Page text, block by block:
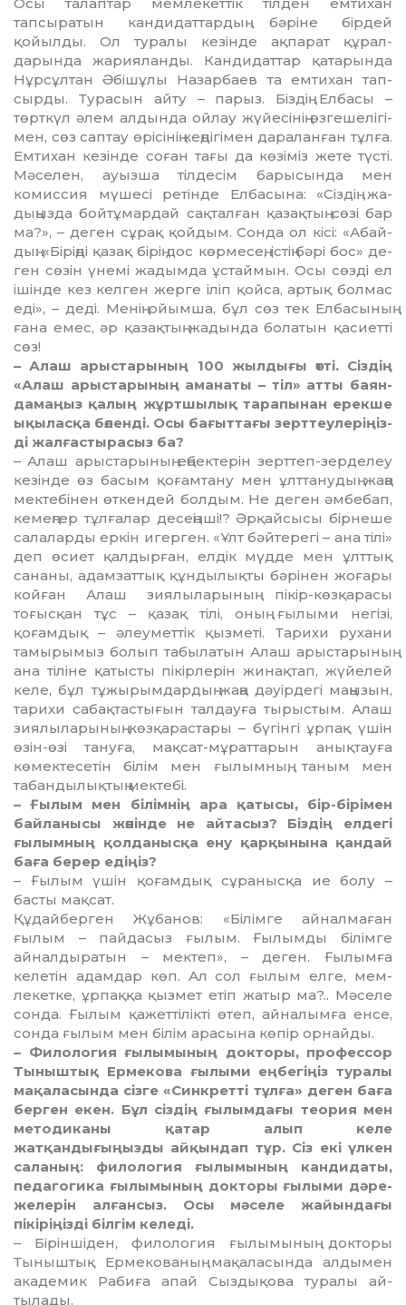
Осы та­лап­тар мемлекеттік тілден ем­тихан
тапсыратын кандидат­тар­дың бәріне бірдей
қойылды. Ол туралы кезінде ақпарат құрал­
дарында жарияланды. Кан­дидат­тар қатарында
Нұрсұлтан Әбішұлы Назарбаев та емтихан тап­
сырды. Турасын айту – парыз. Біз­дің Елбасы –
төрткүл әлем ал­дында ойлау жүйесінің өзге­ше­лігі­
мен, сөз саптау өрісінің кең­дігімен дараланған тұлға.
Емтихан кезінде соған тағы да көзіміз жете түсті.
Мәселен, ауызша тілдесім ба­рысында мен
комиссия мүшесі ре­тінде Елбасына: «Сіздің жа­
дыңызда бойтұмардай сақталған қазақтың сөзі бар
ма?», – деген сұ­рақ қойдым. Сонда ол кісі: «Абай­
дың: «Біріңді қазақ бірің дос көрмесең, істің бәрі бос» де­
ген сөзін үнемі жадымда ұстай­мын. Осы сөзді ел
ішінде кез кел­­ген жерге іліп қойса, артық бол­­мас
еді», – деді. Менің ойым­ша, бұл сөз тек Елбасының
ғана емес, әр қазақтың жадында бола­тын қасиетті
сөз!
– Алаш арыстарының 100 жыл­­дығы өтті. Сіздің
«Алаш арыс­тары­ның аманаты – тіл» атты баян­
дамаңыз қалың жұртшылық тарапынан ерекше
ықыласқа бө­ленді. Осы бағыттағы зерттеу­леріңіз­
ді жалғастырасыз ба?
– Алаш арыстарының ең­бек­терін зерттеп-зерделеу
кезінде өз басым қоғамтану мен ұлттанудың жаңа
мектебінен өткендей бол­дым. Не деген әмбебап,
кемеңгер тұл­ғалар десеңізші!? Әрқайсысы бір­неше
салаларды еркін игерген. «Ұлт бәйтерегі – ана тілі»
деп өсиет қалдырған, елдік мүдде мен ұлттық
сананы, адамзаттық құн­ды­лықты бәрінен жоғары
койған Алаш зиялыларының пікір-көз­қарасы
тоғысқан тұс – қазақ тілі, оның ғылыми негізі,
қоғамдық – әлеуметтік қызметі. Тарихи ру­ха­ни
тамырымыз болып табыла­тын Алаш арыстарының
ана ті­лі­не қатысты пікірлерін жи­­­нақтап, жүйелей
келе, бұл тұжырым­дар­дың жаңа дәуірдегі маңызын,
та­рихи сабақтастығын талдауға ты­рыс­тым. Алаш
зиялыларының көз­қа­р­ас­тары – бүгінгі ұрпақ үшін
өзін-өзі тануға, мақсат-мұраттарын анық­тауға
көмектесетін білім мен ғы­лымның, таным мен
табандылық­тың мектебі.
– Ғылым мен білімнің ара қатысы, бір-бірімен
байланысы жөнінде не айтасыз? Біздің елдегі
ғылымның қол­да­нысқа ену қарқынына қандай
баға берер едіңіз?
– Ғылым үшін қоғамдық сұра­ныс­қа ие болу –
басты мақсат.
Құдайберген Жұбанов: «Білімге айналмаған
ғылым – пайдасыз ғы­лым. Ғылымды білімге
айнал­дыратын – мек­теп», – деген. Ғылымға
келетін адам­дар көп. Ал сол ғылым елге, мем­
лекетке, ұрпаққа қызмет етіп жатыр ма?.. Мәселе
сонда. Ғылым қажетті­лік­ті өтеп, айналымға енсе,
сонда ғы­лым мен білім арасына көпір ор­найды.
– Филология ғылымының док­торы, профессор
Тыныштық Ерме­кова ғылыми еңбегіңіз туралы
мақа­ласында сізге «Синкретті тұлға» деген баға
берген екен. Бұл сіздің ғылым­дағы теория мен
методиканы қатар алып келе
жатқандығыңызды айқын­дап тұр. Сіз екі үлкен
саланың: фило­логия ғылымының кандидаты,
педа­гогика ғылымының докторы ғылыми дәре­
желерін алғансыз. Осы мәселе жайындағы
пікіріңізді білгім келеді.
– Біріншіден, филология ғылы­мының докторы
Тыныштық Ерме­кова­ның мақаласында алдымен
академик Ра­биға апай Сыздықова туралы ай­
тылады.